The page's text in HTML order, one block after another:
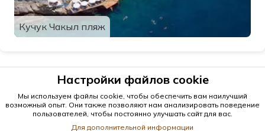
Кучук Чакыл пляж
Настройки файлов cookie
Мы используем файлы cookie, чтобы обеспечить вам наилучший
возможный опыт. Они также позволяют нам анализировать поведение
пользователей, чтобы постоянно улучшать сайт для вас.
Для дополнительной информации